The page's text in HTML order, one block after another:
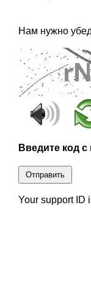
Нам нужно
Введите код с
Отправить
Your support ID